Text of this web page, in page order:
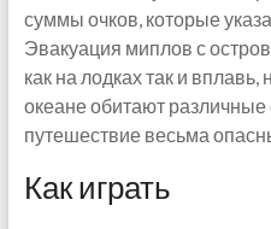
суммы очков, которые
Эвакуация миплов с
как на лодках так и
океане обитают
путешествие весьма
Как играть